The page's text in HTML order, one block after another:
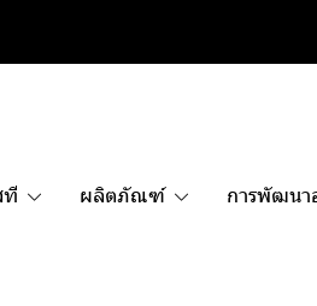
ที ผลิตภัณฑ์ การพัฒนา